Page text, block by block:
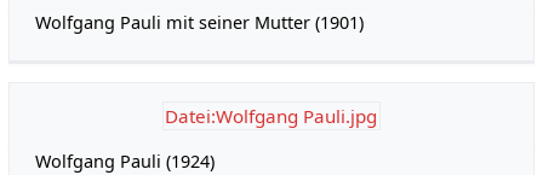
Wolfgang Pauli mit seiner Mutter (1901)
Datei:Wolfgang Pauli.jpg
Wolfgang Pauli (1924)